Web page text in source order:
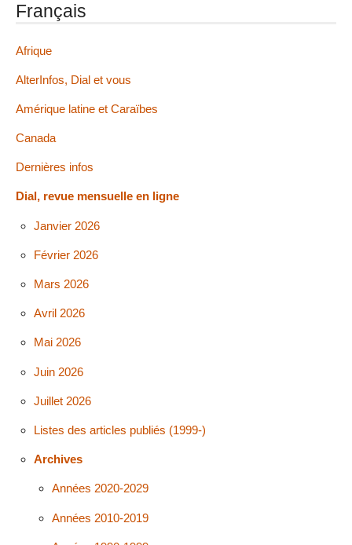
Français
Afrique
AlterInfos, Dial et vous
Amérique latine et Caraïbes
Canada
Dernières infos
Dial, revue mensuelle en ligne
Janvier 2026
Février 2026
Mars 2026
Avril 2026
Mai 2026
Juin 2026
Juillet 2026
Listes des articles publiés (1999-)
Archives
Années 2020-2029
Années 2010-2019